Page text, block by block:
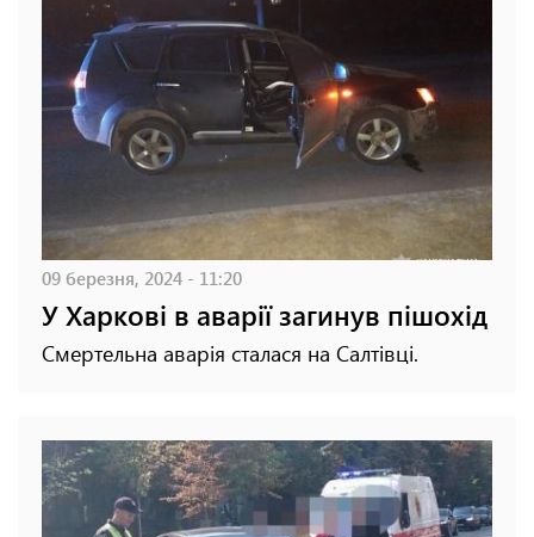
09 березня, 2024 - 11:20
У Харкові в аварії загинув пішохід
Смертельна аварія сталася на Салтівці.